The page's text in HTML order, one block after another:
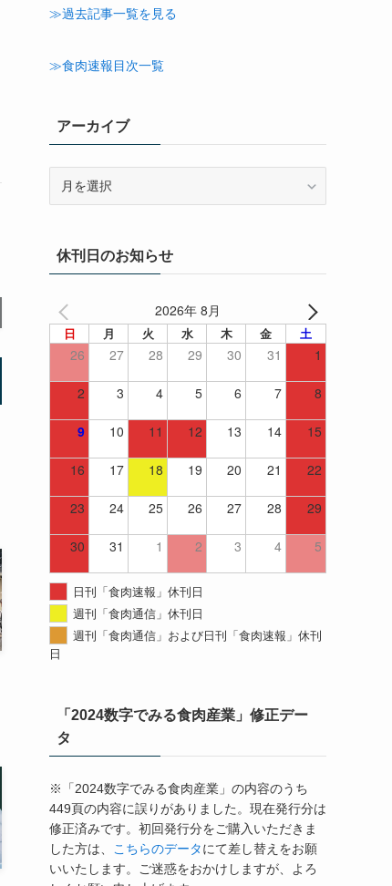
ゴ
ー
≫過去記事一覧を見る
≫食肉速報目次一覧
アーカイブ
ブ休刊日のお知らせ
2026年 8月
日 月 火 水 木 金 土
26 27 28 29 30 31 1
2 3 4 5 6 7 8
9 10 11 12 13 14 15
16 17 18 19 20 21 22
23 24 25 26 27 28 29
30 31 1 2 3 4 5
日刊「食肉速報」休刊日
週刊「食肉通信」休刊日
週刊「食肉通信」および日刊「食肉速報」休刊
日
「2024数字でみる食肉産業」修正デー
タ
※「2024数字でみる食肉産業」の内容のうち
449頁の内容に誤りがありました。現在発行分は
修正済みです。初回発行分をご購入いただきま
した方は、
こちらのデータにて差し替えをお願
いいたします。ご迷惑をおかけしますが、よろ